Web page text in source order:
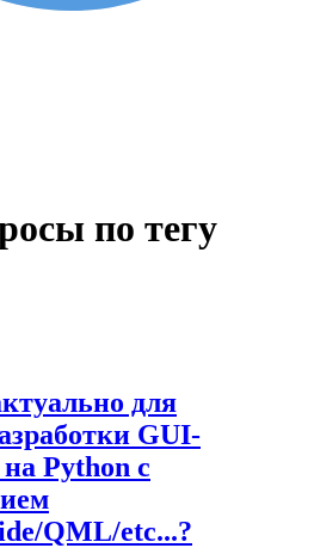
по тегу
для
GUI-
Python с
QML/etc...?